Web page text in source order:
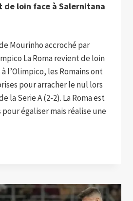
de loin face à Salernitana
Mourinho accroché par
La Roma revient de loin
l’Olimpico, les Romains ont
pour arracher le nul lors
la Serie A (2-2). La Roma est
égaliser mais réalise une